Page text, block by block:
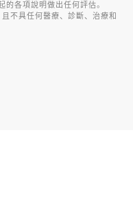
的各項說明做出任何評估。
不具任何醫療、診斷、治療和